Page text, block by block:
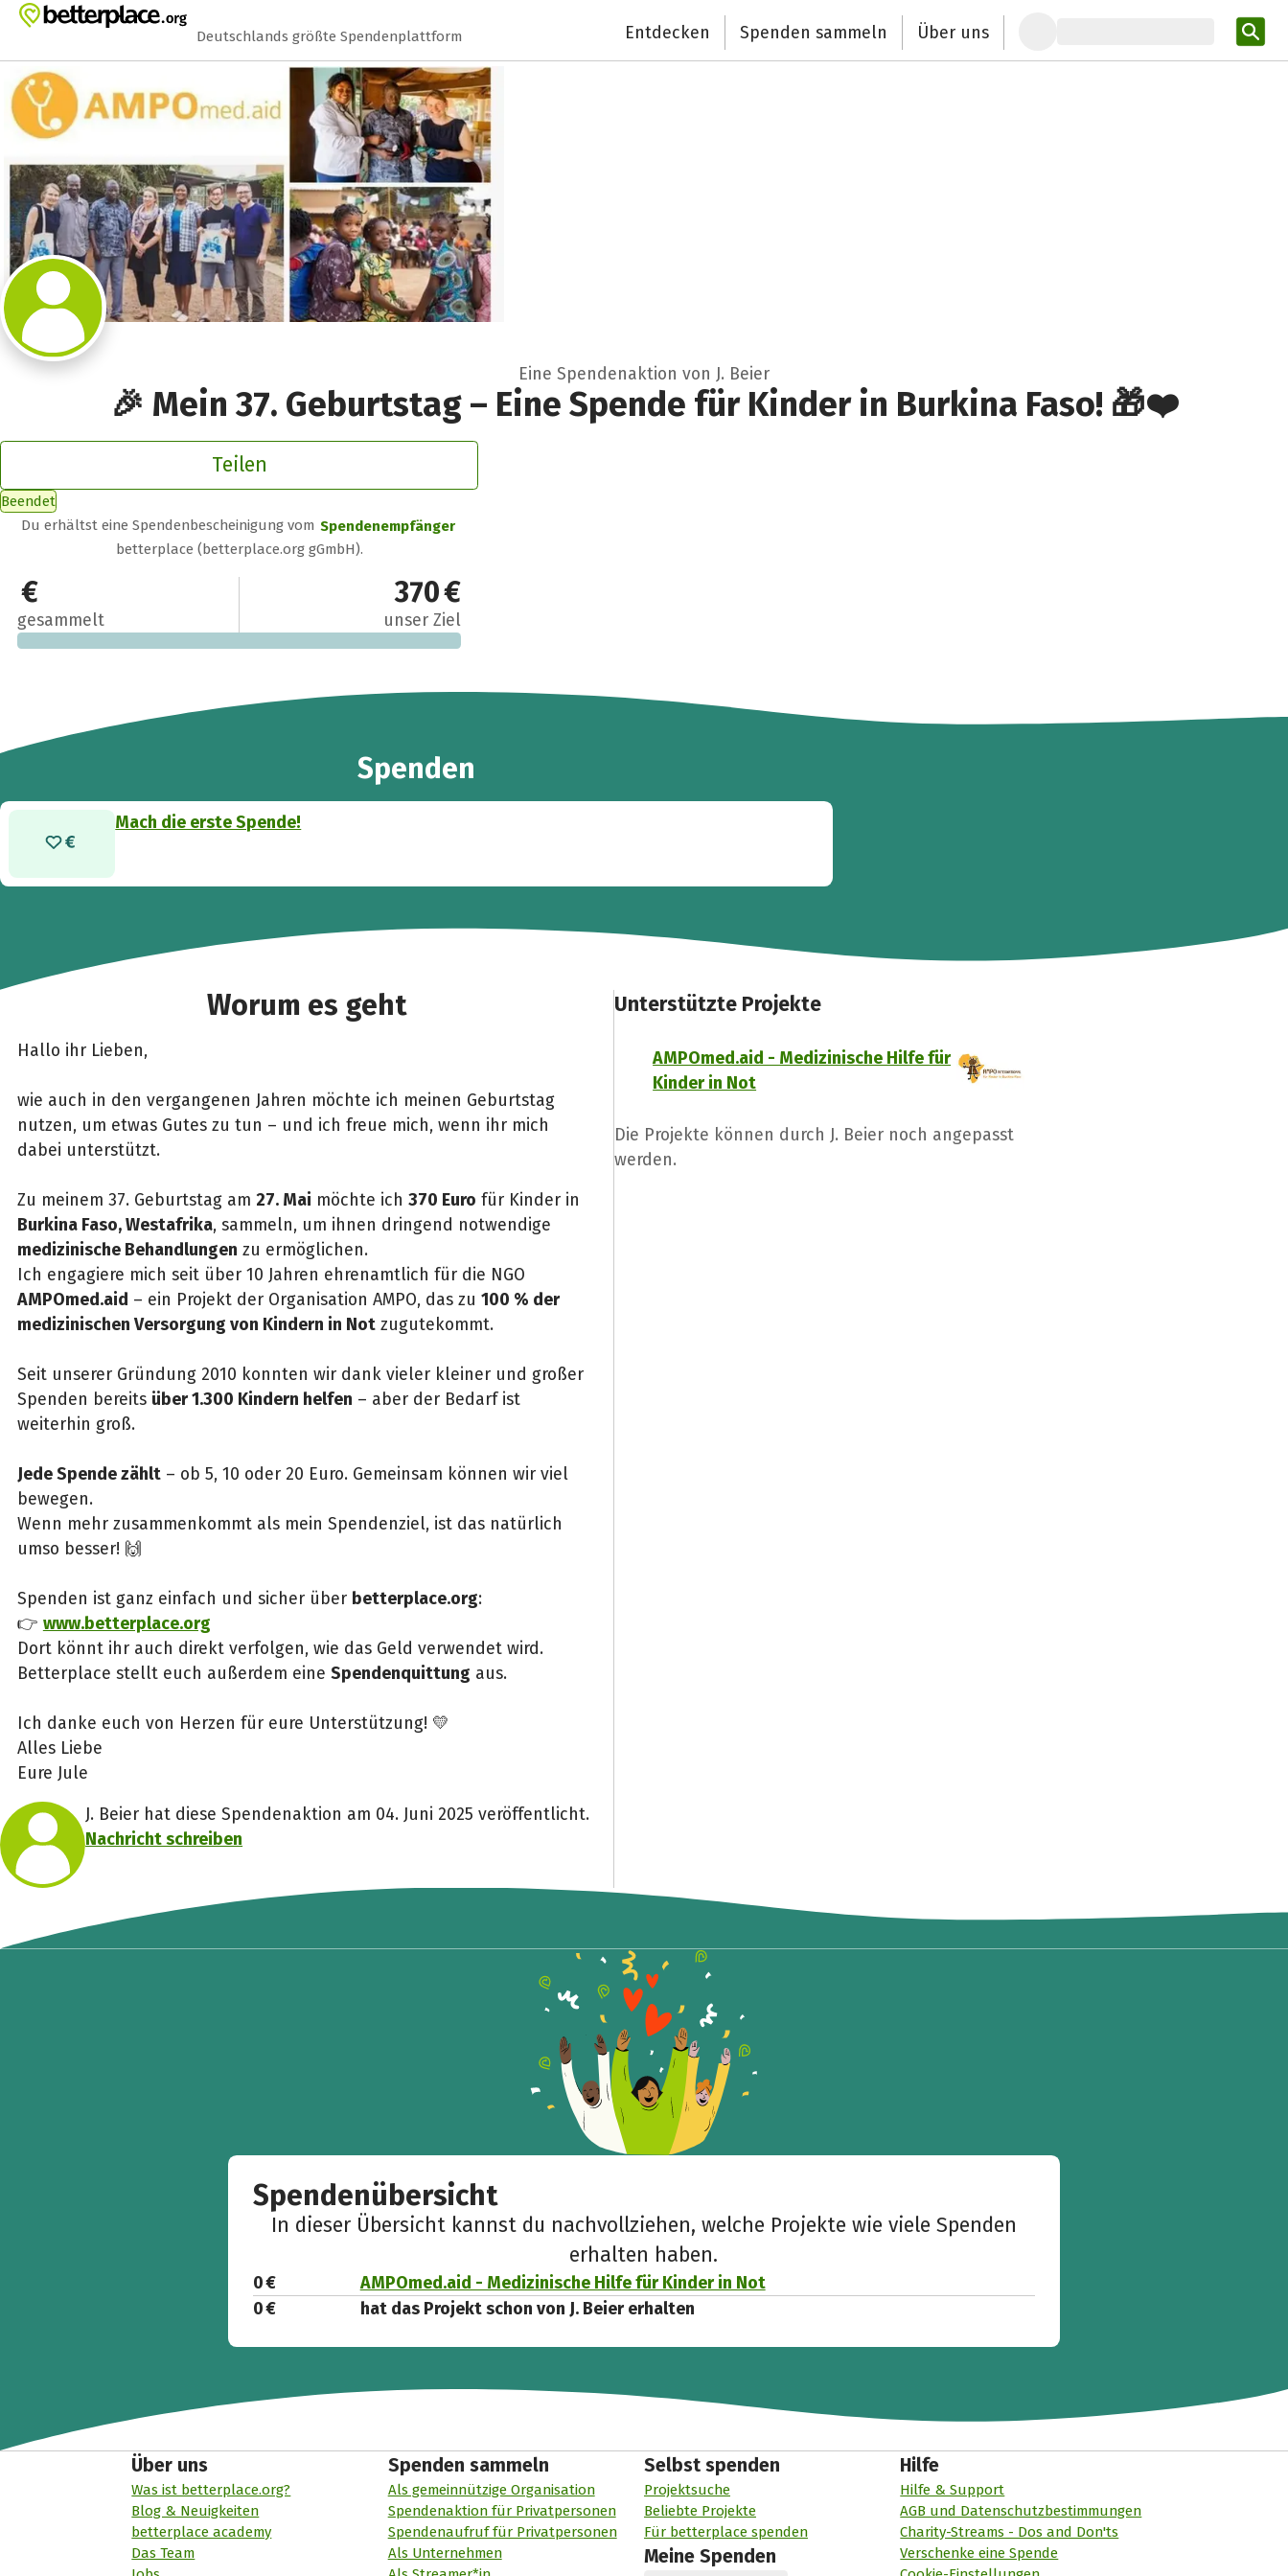
Zum Hauptinhalt springen
Erklärung zur Barrierefreiheit anzeigen
Deutschlands größte Spendenplattform Entdecken Spenden sammeln Über uns
Eine Spendenaktion von J. Beier
🎉 Mein 37. Geburtstag – Eine Spende für Kinder in Burkina Faso! 🎁❤️
Teilen
Beendet
Du erhältst eine Spendenbescheinigung vom Spendenempfänger
betterplace (betterplace.org gGmbH).
0 €
gesammelt
370 €
unser Ziel
Spenden
Mach die erste Spende!
Worum es geht
Hallo ihr Lieben,
wie auch in den vergangenen Jahren möchte ich meinen Geburtstag
nutzen, um etwas Gutes zu tun – und ich freue mich, wenn ihr mich
dabei unterstützt.
Zu meinem 37. Geburtstag am 27. Mai möchte ich 370 Euro für Kinder in
Burkina Faso, Westafrika, sammeln, um ihnen dringend notwendige
medizinische Behandlungen zu ermöglichen.
Ich engagiere mich seit über 10 Jahren ehrenamtlich für die NGO
AMPOmed.aid – ein Projekt der Organisation AMPO, das zu 100 % der
medizinischen Versorgung von Kindern in Notzugutekommt.
Seit unserer Gründung 2010 konnten wir dank vieler kleiner und großer
Spenden bereits über 1.300 Kindern helfen – aber der Bedarf ist
weiterhin groß.
Jede Spende zählt– ob 5, 10 oder 20 Euro. Gemeinsam können wir viel
bewegen.
Wenn mehr zusammenkommt als mein Spendenziel, ist das natürlich
umso besser! 🙌
Spenden ist ganz einfach und sicher über betterplace.org:
👉 www.betterplace.org
Dort könnt ihr auch direkt verfolgen, wie das Geld verwendet wird.
Betterplace stellt euch außerdem eine Spendenquittung aus.
Ich danke euch von Herzen für eure Unterstützung! 💛
Alles Liebe
Eure Jule
J. Beier hat diese Spendenaktion am 04. Juni 2025 veröffentlicht.
Nachricht schreiben
Unterstützte Projekte
AMPOmed.aid - Medizinische Hilfe für
Kinder in Not
Die Projekte können durch J. Beier noch angepasst
werden.
Spendenübersicht
In dieser Übersicht kannst du nachvollziehen, welche Projekte wie viele Spenden
erhalten haben.
0 €
AMPOmed.aid - Medizinische Hilfe für Kinder in Not
0 €
hat das Projekt schon von J. Beier erhalten
Über uns
Was ist betterplace.org?
Blog & Neuigkeiten
betterplace academy
Das Team
Spenden sammeln
Als gemeinnützige Organisation
Spendenaktion für Privatpersonen
Spendenaufruf für Privatpersonen
Als Unternehmen
Selbst spenden
Projektsuche
Beliebte Projekte
Für betterplace spenden
Meine Spenden
Hilfe
Hilfe & Support
AGB und Datenschutzbestimmungen
Charity-Streams - Dos and Don'ts
Verschenke eine Spende